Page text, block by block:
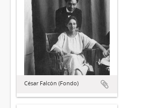
César Falcón (Fondo)